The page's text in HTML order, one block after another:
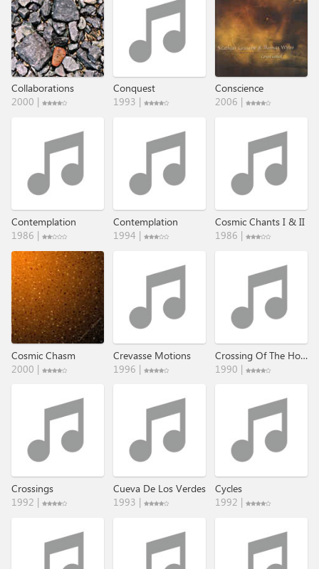
Collaborations
2000 |
Conquest
1993 |
Conscience
2006 |
Contemplation
1986 |
Contemplation
1994 |
Cosmic Chants I & II
1986 |
Cosmic Chasm
2000 |
Crevasse Motions
1996 |
Crossing Of The Holy Centre
1990 |
Crossings
1992 |
Cueva De Los Verdes
1993 |
Cycles
1992 |